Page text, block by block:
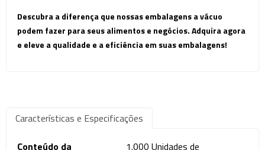
Descubra a diferença que nossas embalagens a vácuo
podem fazer para seus alimentos e negócios. Adquira agora
e eleve a qualidade e a eficiência em suas embalagens!
Características e Especificações
Conteúdo da
1.000 Unidades de